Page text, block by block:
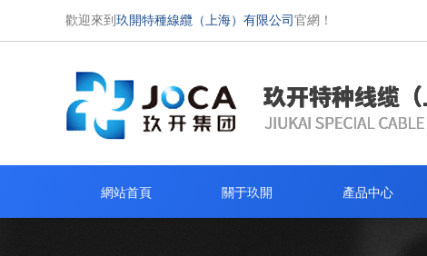
歡迎來到 玖開特種線纜（上海）有限公司官網！
網站首頁 關于玖開 產品中心